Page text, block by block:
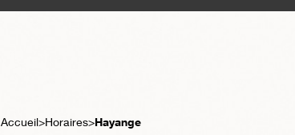
Accueil Horaires Hayange